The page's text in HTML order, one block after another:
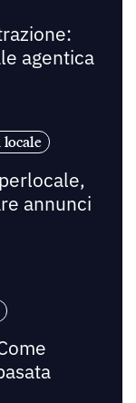
agentica
locale
annunci